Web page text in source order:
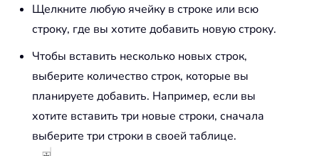
Щелкните любую ячейку в строке или всю
строку, где вы хотите добавить новую строку.
Чтобы вставить несколько новых строк,
выберите количество строк, которые вы
планируете добавить. Например, если вы
хотите вставить три новые строки, сначала
выберите три строки в своей таблице.